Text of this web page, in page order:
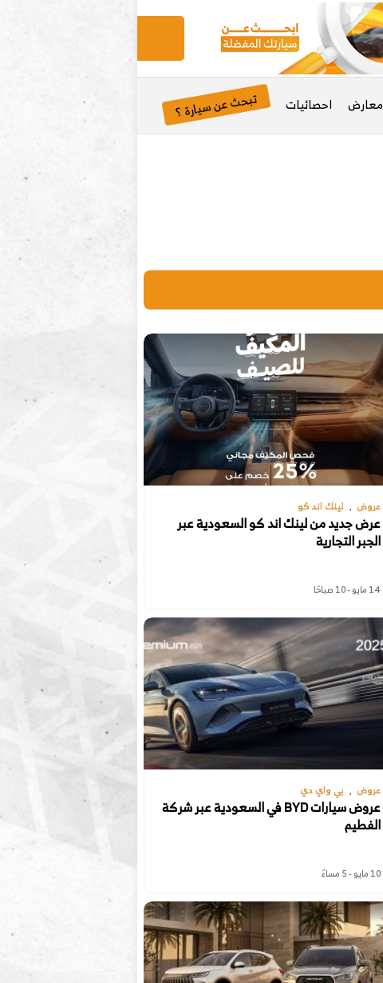
معارض احصائيات تبحث عن سيارة ؟
عروض لينك اند كو
عرض جديد من لينك اند كو السعودية عبر
الجبر التجارية
14 مايو - 10 صباحًا
عروض بي واي دي
عروض سيارات BYD في السعودية عبر شركة
الفطيم
10 مايو - 5 مساءً